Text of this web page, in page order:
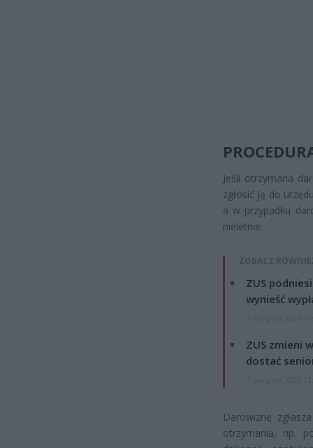
Jeśli otrzymana
zgłosić ją do
a w przypadku
nieletnie.
ZOBACZ
ZUS
wynieść
ZUS zmieni
dostać
Darowiznę
otrzymania, np.